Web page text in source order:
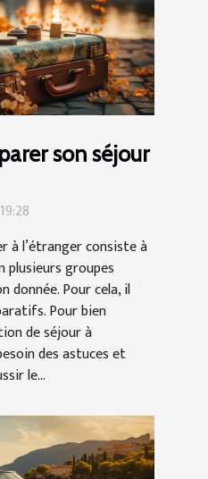
son séjour
à l’étranger consiste à
plusieurs groupes
donnée. Pour cela, il
Pour bien
de séjour à
des astuces et
le...